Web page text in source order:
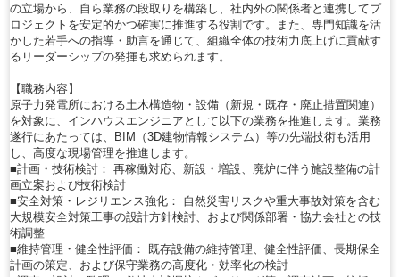
の立場から、自ら業務の段取りを構築し、社内外の関係者と連携してプ
ロジェクトを安定的かつ確実に推進する役割です。また、専門知識を活
かした若手への指導・助言を通じて、組織全体の技術力底上げに貢献す
るリーダーシップの発揮も求められます。
【職務内容】
原子力発電所における土木構造物・設備（新規・既存・廃止措置関連）
を対象に、インハウスエンジニアとして以下の業務を推進します。業務
遂行にあたっては、BIM（3D建物情報システム）等の先端技術も活用
し、高度な現場管理を推進します。
■計画・技術検討： 再稼働対応、新設・増設、廃炉に伴う施設整備の計
画立案および技術検討
■安全対策・レジリエンス強化： 自然災害リスクや重大事故対策を含む
大規模安全対策工事の設計方針検討、および関係部署・協力会社との技
術調整
■維持管理・健全性評価： 既存設備の維持管理、健全性評価、長期保全
計画の策定、および保守業務の高度化・効率化の検討